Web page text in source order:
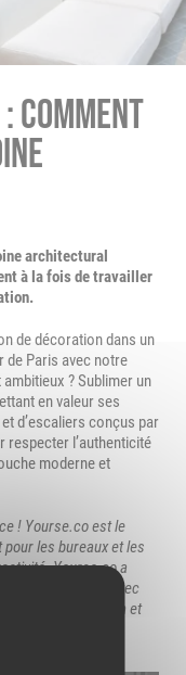
COMMENT
architectural
à la fois de travailler
de décoration dans un
de Paris avec notre
? Sublimer un
en valeur ses
d’escaliers conçus par
respecter l’authenticité
moderne et
! Yourse.co est le
les bureaux et les
Yourse.co a
les espaces avec
entre décoration et